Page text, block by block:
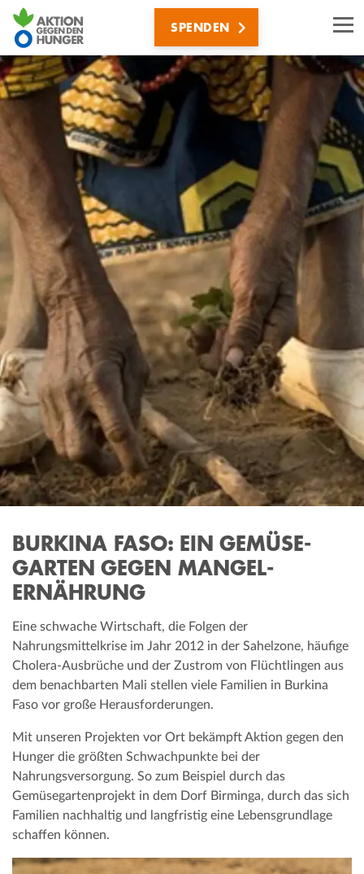
Direkt
zum
Inhalt
SPENDEN
BURKINA FASO: EIN GEMÜSE­
GARTEN GEGEN MANGEL­
ERNÄHRUNG
Eine schwache Wirtschaft, die Folgen der
Nahrungsmittelkrise im Jahr 2012 in der Sahelzone, häufige
Cholera-Ausbrüche und der Zustrom von Flüchtlingen aus
dem benachbarten Mali stellen viele Familien in Burkina
Faso vor große Herausforderungen.
Mit unseren Projekten vor Ort bekämpft Aktion gegen den
Hunger die größten Schwachpunkte bei der
Nahrungsversorgung. So zum Beispiel durch das
Gemüsegartenprojekt in dem Dorf Birminga, durch das sich
Familien nachhaltig und langfristig eine Lebensgrundlage
schaffen können.